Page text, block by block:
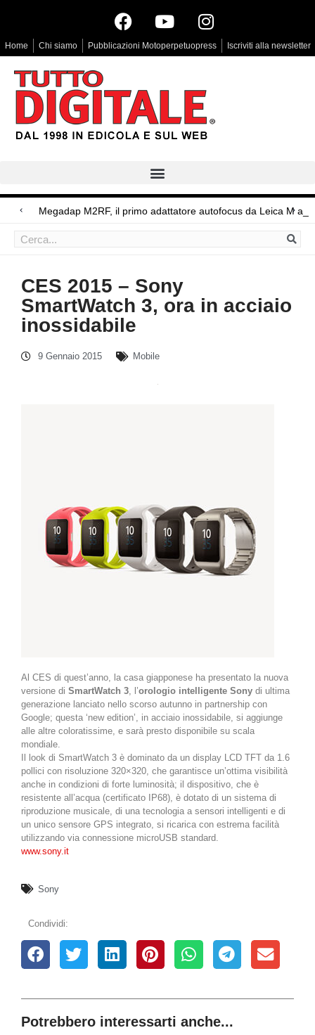
Home Chi siamo Pubblicazioni Motoperpetuopress Iscriviti alla newsletter
Megadap M2RF, il primo adattatore autofocus da Leica M a Canon RFBlackmagic Design UltraStudio Express 3G, due accessori ad hoc
Arri Rental, evoluzioni in arrivo
CES 2015 – Sony
SmartWatch 3, ora in acciaio
inossidabile
9 Gennaio 2015 Mobile
Al CES di quest’anno, la casa giapponese ha presentato la nuova
versione di SmartWatch 3, l’orologio intelligente Sony di ultima
generazione lanciato nello scorso autunno in partnership con
Google; questa ‘new edition’, in acciaio inossidabile, si aggiunge
alle altre coloratissime, e sarà presto disponibile su scala
mondiale.
Il look di SmartWatch 3 è dominato da un display LCD TFT da 1.6
pollici con risoluzione 320×320, che garantisce un’ottima visibilità
anche in condizioni di forte luminosità; il dispositivo, che è
resistente all’acqua (certificato IP68), è dotato di un sistema di
riproduzione musicale, di una tecnologia a sensori intelligenti e di
un unico sensore GPS integrato, si ricarica con estrema facilità
utilizzando via connessione microUSB standard.
www.sony.it
Sony
Condividi:
Potrebbero interessarti anche...